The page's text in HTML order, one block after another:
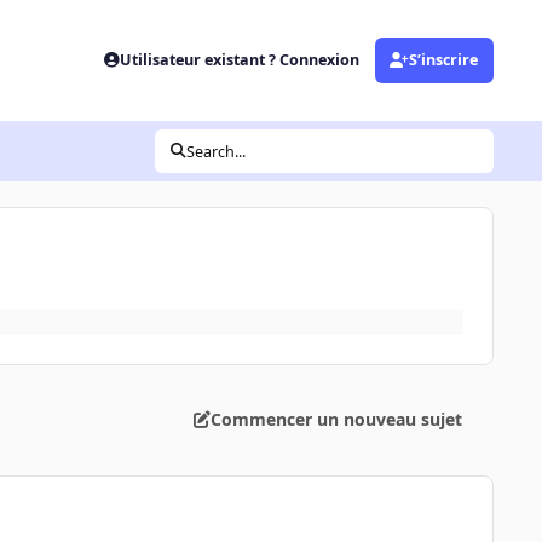
Utilisateur existant ? Connexion S’inscrire
Search...
Commencer un nouveau sujet